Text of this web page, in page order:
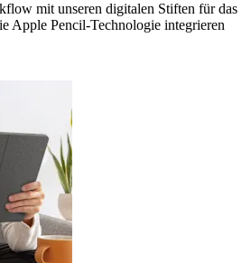
mit unseren digitalen Stiften für das
Apple Pencil-Technologie integrieren